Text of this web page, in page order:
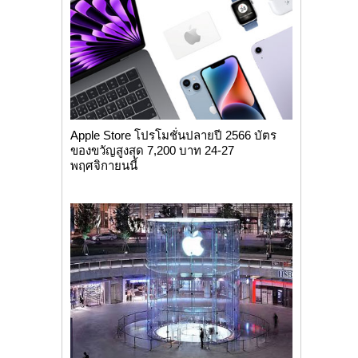
Apple Store โปรโมชั่นปลายปี 2566 บัตร
ของขวัญสูงสุด 7,200 บาท 24-27
พฤศจิกายนนี้